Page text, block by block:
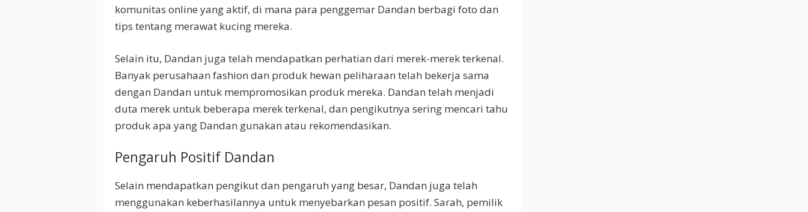
komunitas online yang aktif, di mana para penggemar Dandan berbagi foto dan
tips tentang merawat kucing mereka.
Selain itu, Dandan juga telah mendapatkan perhatian dari merek-merek terkenal.
Banyak perusahaan fashion dan produk hewan peliharaan telah bekerja sama
dengan Dandan untuk mempromosikan produk mereka. Dandan telah menjadi
duta merek untuk beberapa merek terkenal, dan pengikutnya sering mencari tahu
produk apa yang Dandan gunakan atau rekomendasikan.
Pengaruh Positif Dandan
Selain mendapatkan pengikut dan pengaruh yang besar, Dandan juga telah
menggunakan keberhasilannya untuk menyebarkan pesan positif. Sarah, pemilik